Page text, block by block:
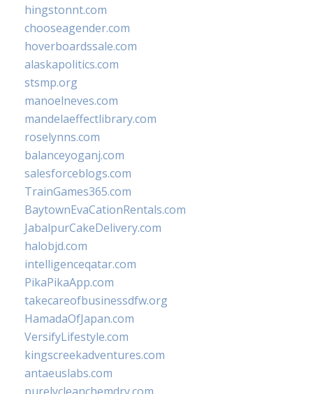
hingstonnt.com
chooseagender.com
hoverboardssale.com
alaskapolitics.com
stsmp.org
manoelneves.com
mandelaeffectlibrary.com
roselynns.com
balanceyoganj.com
salesforceblogs.com
TrainGames365.com
BaytownEvaCationRentals.com
JabalpurCakeDelivery.com
halobjd.com
intelligenceqatar.com
PikaPikaApp.com
takecareofbusinessdfw.org
HamadaOfJapan.com
VersifyLifestyle.com
kingscreekadventures.com
antaeuslabs.com